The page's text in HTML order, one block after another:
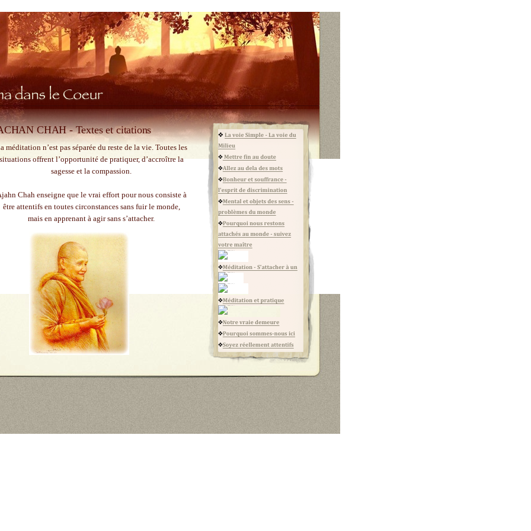
méditation n’est pas séparée du reste de la vie. Toutes les
offrent l’opportunité de pratiquer, d’accroître la
sagesse et la compassion.
Chah enseigne que le vrai effort pour nous consiste à
être attentifs en toutes circonstances sans fuir le monde,
mais en apprenant à agir sans s’attacher.
CHAH - Textes et citations